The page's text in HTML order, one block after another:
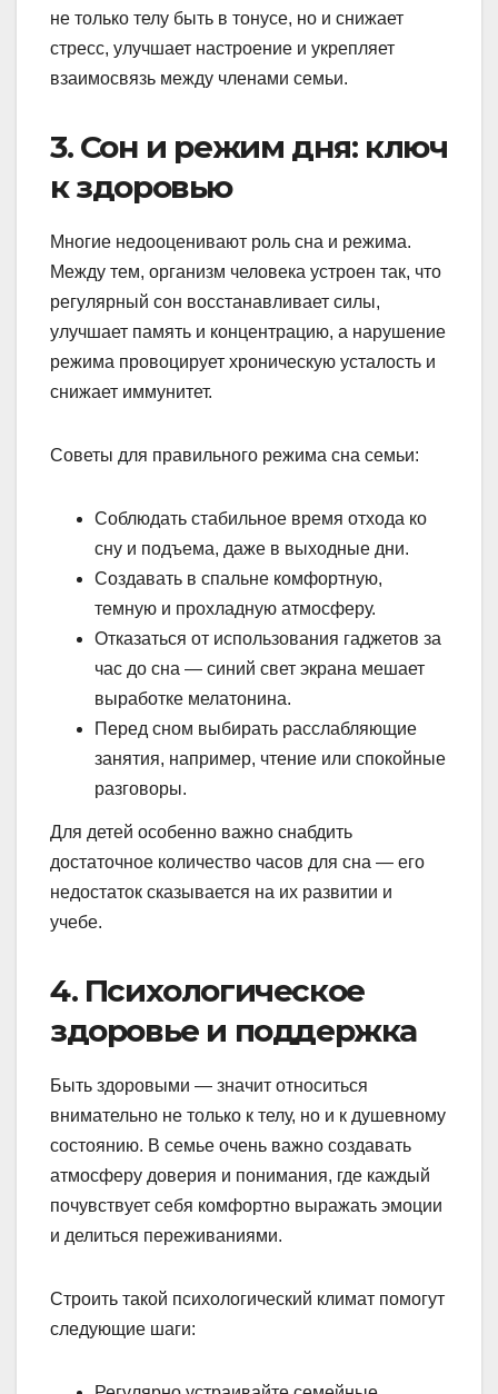
не только телу быть в тонусе, но и снижает
стресс, улучшает настроение и укрепляет
взаимосвязь между членами семьи.
3. Сон и режим дня: ключ
к здоровью
Многие недооценивают роль сна и режима.
Между тем, организм человека устроен так, что
регулярный сон восстанавливает силы,
улучшает память и концентрацию, а нарушение
режима провоцирует хроническую усталость и
снижает иммунитет.
Советы для правильного режима сна семьи:
Соблюдать стабильное время отхода ко
сну и подъема, даже в выходные дни.
Создавать в спальне комфортную,
темную и прохладную атмосферу.
Отказаться от использования гаджетов за
час до сна — синий свет экрана мешает
выработке мелатонина.
Перед сном выбирать расслабляющие
занятия, например, чтение или спокойные
разговоры.
Для детей особенно важно снабдить
достаточное количество часов для сна — его
недостаток сказывается на их развитии и
учебе.
4. Психологическое
здоровье и поддержка
Быть здоровыми — значит относиться
внимательно не только к телу, но и к душевному
состоянию. В семье очень важно создавать
атмосферу доверия и понимания, где каждый
почувствует себя комфортно выражать эмоции
и делиться переживаниями.
Строить такой психологический климат помогут
следующие шаги: